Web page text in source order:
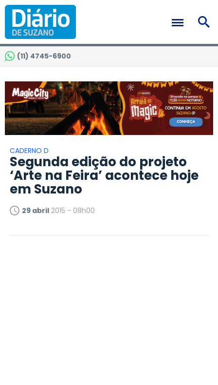
(11) 4745-6900
CADERNO D
Segunda edição do projeto
‘Arte na Feira’ acontece hoje
em Suzano
29 abril 2015 - 08h00